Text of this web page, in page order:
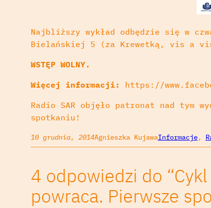
Najbliższy wykład odbędzie się w
Bielańskiej 5 (za Krewetką, vis a
WSTĘP WOLNY.
Więcej informacji: https://
Radio SAR objęło patronat nad tym
spotkaniu!
10 grudnia, 2014Agnieszka KujawaInformacje,
4 odpowiedzi do
powraca. Pierwsze